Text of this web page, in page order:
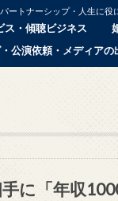
ートナーシップ・人生に役
ス・傾聴ビジネス
公演依頼・メディア
に「年収